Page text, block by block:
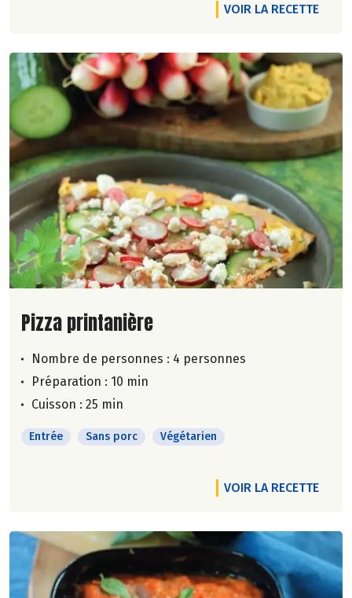
VOIR LA RECETTE
Lire la suite de la recette
Pizza printanière
Nombre de personnes : 4 personnes
Préparation : 10 min
Cuisson : 25 min
Entrée Sans porc Végétarien
VOIR LA RECETTE